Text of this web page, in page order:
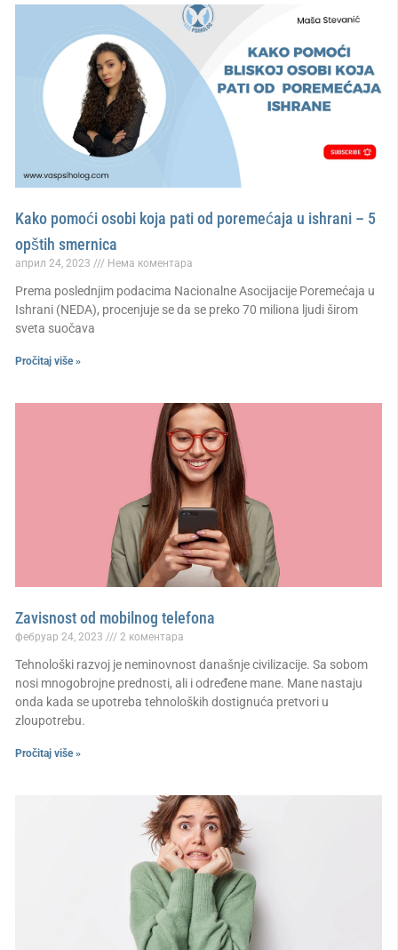
Kako pomoći osobi koja pati od poremećaja u ishrani – 5
opštih smernica
април 24, 2023 Нема коментара
Prema poslednjim podacima Nacionalne Asocijacije Poremećaja u
Ishrani (NEDA), procenjuje se da se preko 70 miliona ljudi širom
sveta suočava
Pročitaj više »
Zavisnost od mobilnog telefona
фебруар 24, 2023 2 коментара
Tehnološki razvoj je neminovnost današnje civilizacije. Sa sobom
nosi mnogobrojne prednosti, ali i određene mane. Mane nastaju
onda kada se upotreba tehnoloških dostignuća pretvori u
zloupotrebu.
Pročitaj više »